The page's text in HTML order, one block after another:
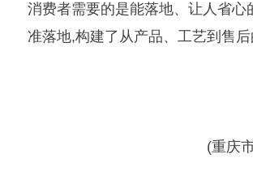
消费者需要的是能落地、让人省
准落地,构建了从产品、工艺到售
(重庆